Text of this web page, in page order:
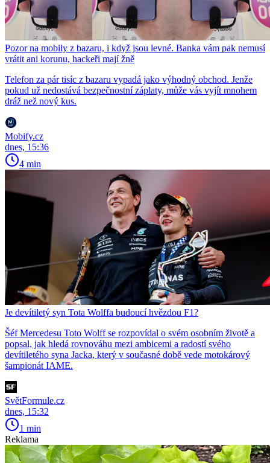
Pozor na mobily z bazaru, i když jsou levné. Banka vám pak nemusí
vrátit ani korunu, hackeři mají žně
Telefon za pár tisíc z bazaru vypadá jako výhodný obchod. Jenže
pokud už nedostává bezpečnostní záplaty, může vás vyjít mnohem
dráž než nový kus.
Mobify.cz
dnes, 15:36
4 min
Je devítiletý syn Tota Wolffa budoucí hvězdou F1?
Šéf Mercedesu Toto Wolff se rozpovídal o svém osobním životě a
popsal, jak hledá rovnováhu mezi ambicemi a radostí svého
devítiletého syna Jacka, který v současné době vede motokárový
šampionát IAME.
SvětFormule.cz
dnes, 15:32
1 min
Reklama